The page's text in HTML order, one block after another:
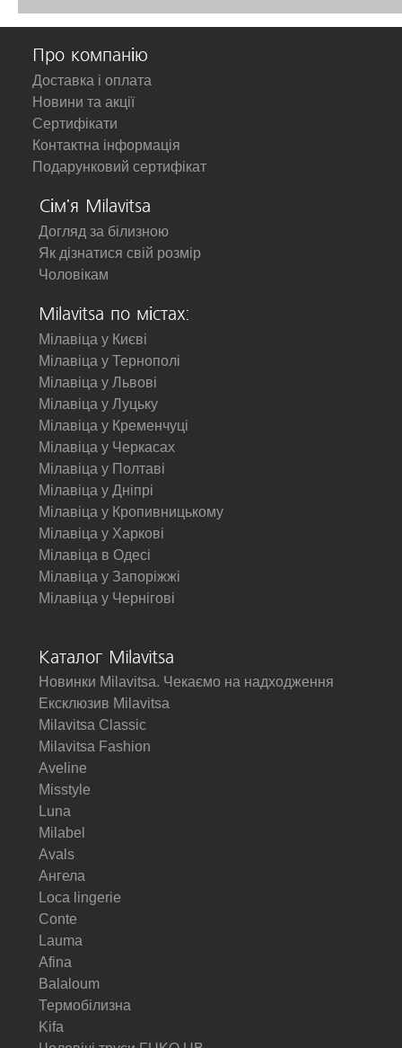
Про компанію
Доставка і оплата
Новини та акції
Сертифікати
Контактна інформація
Подарунковий сертифікат
Сім'я Milavitsa
Догляд за білизною
Як дізнатися свій розмір
Чоловікам
Milavitsa по містах:
Мілавіца у Києві
Мілавіца у Тернополі
Мілавіца у Львові
Мілавіца у Луцьку
Мілавіца у Кременчуці
Мілавіца у Черкасах
Мілавіца у Полтаві
Мілавіца у Дніпрі
Мілавіца у Кропивницькому
Мілавіца у Харкові
Мілавіца в Одесі
Мілавіца у Запоріжжі
Мілавіца у Чернігові
Каталог Milavitsa
Новинки Milavitsa. Чекаємо на надходження
Ексклюзив Milavitsa
Milavitsa Classic
Milavitsa Fashion
Aveline
Misstyle
Luna
Milabel
Avals
Ангела
Loca lingerie
Conte
Lauma
Afina
Balaloum
Термобілизна
Kifa